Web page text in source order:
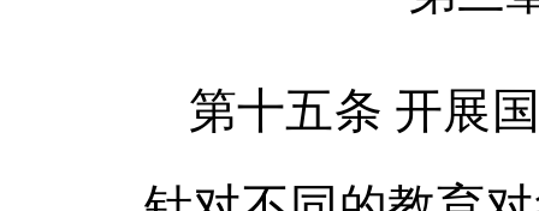
第十五条 开展